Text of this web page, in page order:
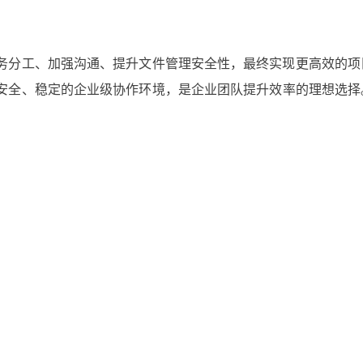
工、加强沟通、提升文件管理安全性，最终实现更高效的
全、稳定的企业级协作环境，是企业团队提升效率的理想选择